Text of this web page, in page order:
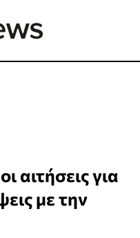
αιτήσεις για
με την